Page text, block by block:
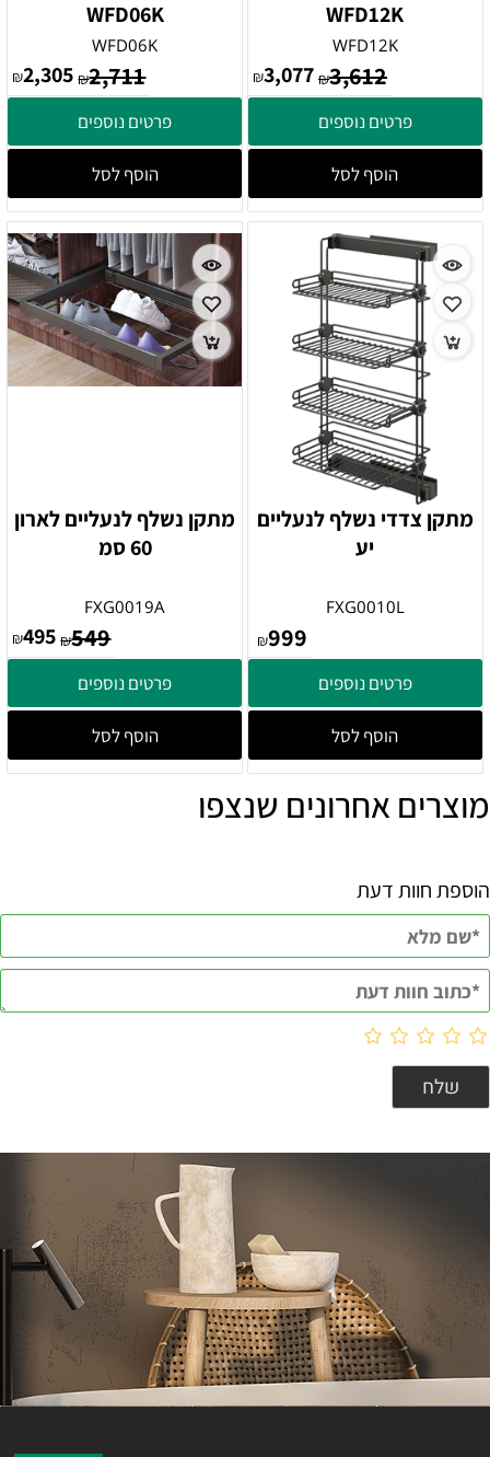
WFD12K
WFD12K
₪3,612
₪3,077
פרטים נוספים
הוסף לסל
WFD06K
WFD06K
₪2,711
₪2,305
פרטים נוספים
הוסף לסל
מתקן צדדי נשלף לנעליים
יע
FXG0010L
₪999
פרטים נוספים
הוסף לסל
מתקן נשלף לנעליים לארון
60 סמ
FXG0019A
₪549
₪495
פרטים נוספים
הוסף לסל
מוצרים אחרונים שנצפו
הוספת חוות דעת